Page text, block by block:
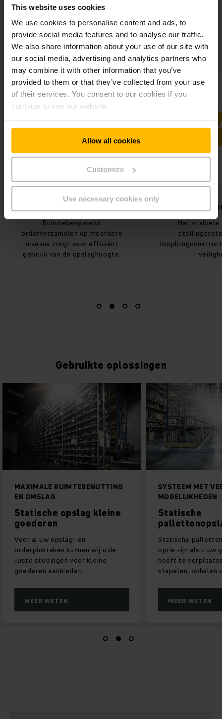
This website uses cookies
We use cookies to personalise content and ads, to
provide social media features and to analyse our traffic.
We also share information about your use of our site with
our social media, advertising and analytics partners who
may combine it with other information that you’ve
provided to them or that they’ve collected from your use
of their services. You consent to our cookies if you
continue to use our website.
Allow all cookies
Customize
Use necessary cookies only
Overzicht project
Optimaal ruimtegebruik
Ruimtebesparend
orderverzamelen op meerdere
niveaus zorgt voor efficiënt
gebruik van de opslaghoogte.
Maximale
Het stabiele
Gebruikte oplossingen
MAXIMALE RUIMTEBENUTTING
EN OMSLAG
Statische opslag kleine
goederen
Voor al uw opslag- en
orderpicktaken kunnen wij u de
juiste stellingen voor kleine
goederen aanbieden.
MEER WETEN
SYSTEEM MET
MOGELIJKHEDEN
Statische
Statische
optie zijn als u uw
hoeft te
stapelen, ophalen
MEER WETEN